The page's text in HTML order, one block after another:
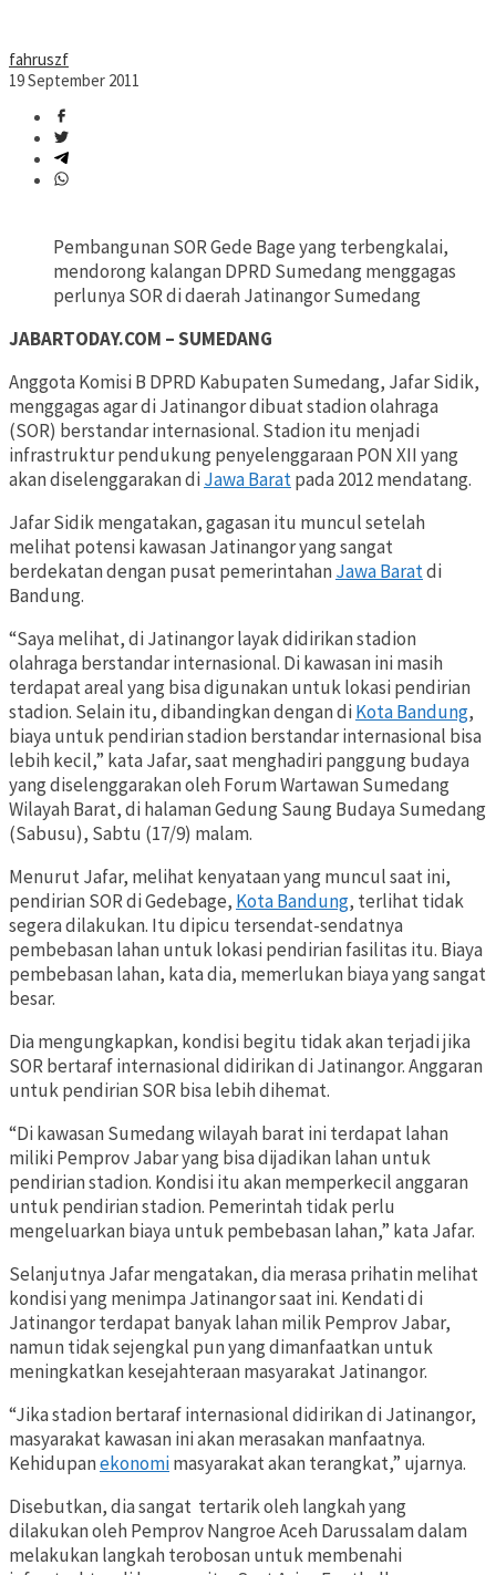
fahruszf
19 September 2011
Pembangunan SOR Gede Bage yang terbengkalai,
mendorong kalangan DPRD Sumedang menggagas
perlunya SOR di daerah Jatinangor Sumedang
JABARTODAY.COM – SUMEDANG
Anggota Komisi B DPRD Kabupaten Sumedang, Jafar Sidik,
menggagas agar di Jatinangor dibuat stadion olahraga
(SOR) berstandar internasional. Stadion itu menjadi
infrastruktur pendukung penyelenggaraan PON XII yang
akan diselenggarakan diJawa Baratpada 2012 mendatang.
Jafar Sidik mengatakan, gagasan itu muncul setelah
melihat potensi kawasan Jatinangor yang sangat
berdekatan dengan pusat pemerintahanJawa Baratdi
Bandung.
“Saya melihat, di Jatinangor layak didirikan stadion
olahraga berstandar internasional. Di kawasan ini masih
terdapat areal yang bisa digunakan untuk lokasi pendirian
stadion. Selain itu, dibandingkan dengan diKota Bandung,
biaya untuk pendirian stadion berstandar internasional bisa
lebih kecil,” kata Jafar, saat menghadiri panggung budaya
yang diselenggarakan oleh Forum Wartawan Sumedang
Wilayah Barat, di halaman Gedung Saung Budaya Sumedang
(Sabusu), Sabtu (17/9) malam.
Menurut Jafar, melihat kenyataan yang muncul saat ini,
pendirian SOR di Gedebage, Kota Bandung, terlihat tidak
segera dilakukan. Itu dipicu tersendat-sendatnya
pembebasan lahan untuk lokasi pendirian fasilitas itu. Biaya
pembebasan lahan, kata dia, memerlukan biaya yang sangat
besar.
Dia mengungkapkan, kondisi begitu tidak akan terjadi jika
SOR bertaraf internasional didirikan di Jatinangor. Anggaran
untuk pendirian SOR bisa lebih dihemat.
“Di kawasan Sumedang wilayah barat ini terdapat lahan
miliki Pemprov Jabar yang bisa dijadikan lahan untuk
pendirian stadion. Kondisi itu akan memperkecil anggaran
untuk pendirian stadion. Pemerintah tidak perlu
mengeluarkan biaya untuk pembebasan lahan,” kata Jafar.
Selanjutnya Jafar mengatakan, dia merasa prihatin melihat
kondisi yang menimpa Jatinangor saat ini. Kendati di
Jatinangor terdapat banyak lahan milik Pemprov Jabar,
namun tidak sejengkal pun yang dimanfaatkan untuk
meningkatkan kesejahteraan masyarakat Jatinangor.
“Jika stadion bertaraf internasional didirikan di Jatinangor,
masyarakat kawasan ini akan merasakan manfaatnya.
Kehidupanekonomimasyarakat akan terangkat,” ujarnya.
Disebutkan, dia sangat tertarik oleh langkah yang
dilakukan oleh Pemprov Nangroe Aceh Darussalam dalam
melakukan langkah terobosan untuk membenahi